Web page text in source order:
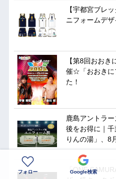
【宇都宮ブレ
ニフォームデ
【第8回おお
催☆「おおきに
た！
鹿島アントラ
後をお得に｜
りんの湯」、8
「ONE
フォロー Google検索